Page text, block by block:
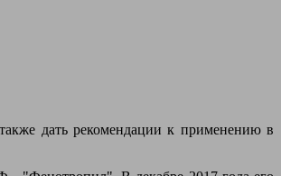
дать рекомендации к применению в